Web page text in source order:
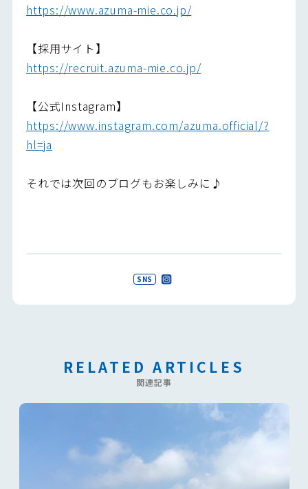
https://www.azuma-mie.co.jp/
【採用サイト】
https://recruit.azuma-mie.co.jp/
【公式Instagram】
https://www.instagram.com/azuma.official/?
hl=ja
それでは次回のブログもお楽しみに♪
SNS
RELATED ARTICLES
関連記事